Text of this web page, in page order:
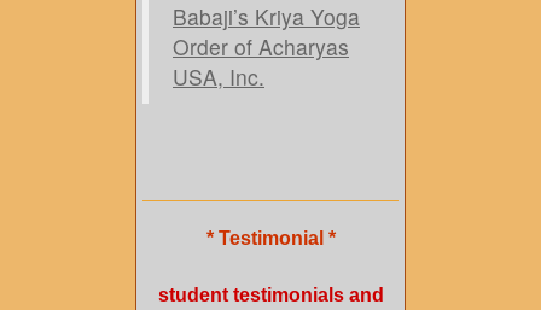
Babaji’s Kriya Yoga
Order of Acharyas
USA, Inc.
* Testimonial *
student testimonials and